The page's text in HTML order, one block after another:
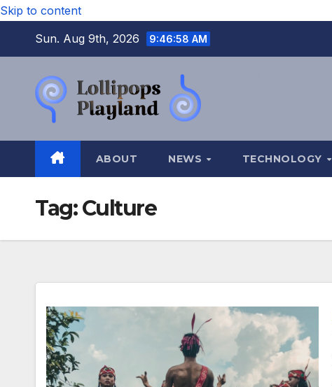
Skip to content
Sun. Aug 9th, 2026
9:46:59 AM
ABOUT NEWS TECHNOLOGY
Tag:Culture